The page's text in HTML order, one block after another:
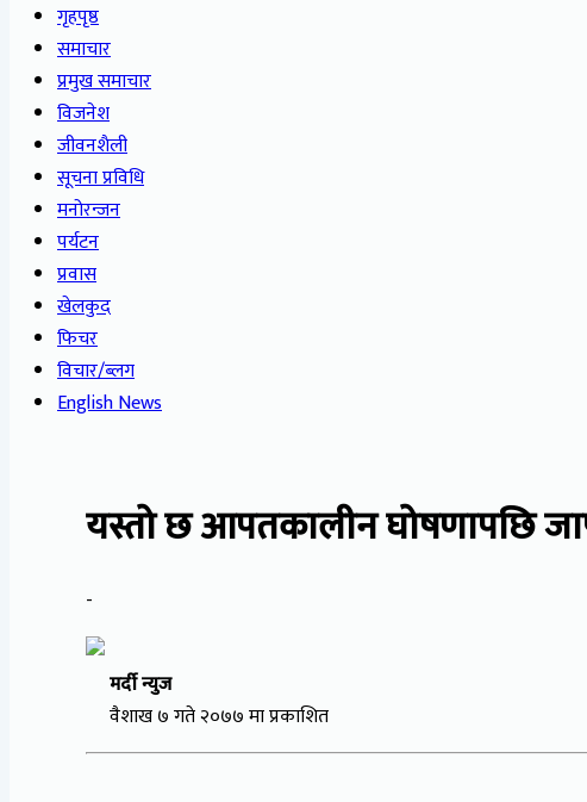
गृहपृष्ठ
समाचार
प्रमुख समाचार
विजनेश
जीवनशैली
सूचना प्रविधि
मनोरन्जन
पर्यटन
प्रवास
खेलकुद
फिचर
विचार/ब्लग
English News
यस्तो छ आपतकालीन घोषणापछि
-
मर्दी न्युज
वैशाख ७ गते २०७७ मा प्रकाशित